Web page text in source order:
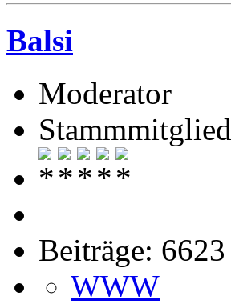
Balsi
Moderator
Stammmitglied
Beiträge: 6623
WWW